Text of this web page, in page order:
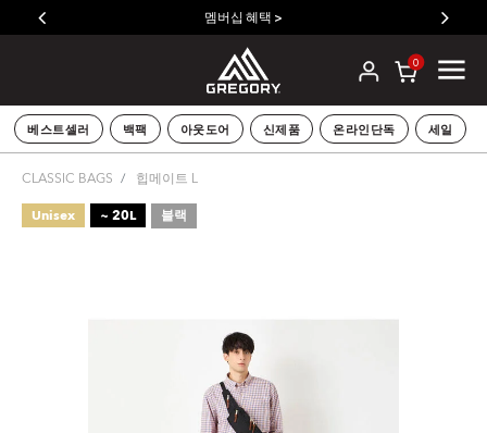
멤버십 혜택 >
0
베스트셀러 백팩 아웃도어 신제품 온라인단독 세일
CLASSIC BAGS 힙메이트 L
Unisex ~ 20L 블랙